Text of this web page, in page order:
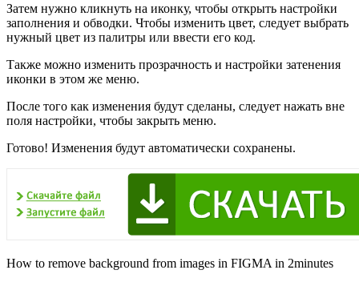
Затем нужно кликнуть на иконку, чтобы открыть настройки
заполнения и обводки. Чтобы изменить цвет, следует выбрать
нужный цвет из палитры или ввести его код.
Также можно изменить прозрачность и настройки затенения
иконки в этом же меню.
После того как изменения будут сделаны, следует нажать вне
поля настройки, чтобы закрыть меню.
Готово! Изменения будут автоматически сохранены.
How to remove background from images in FIGMA in 2minutes